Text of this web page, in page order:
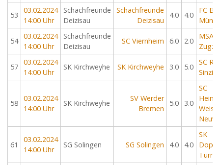
53
03.02.2024
14:00 Uhr
Schachfreunde
Deizisau
Schachfreunde
Deizisau
4.0 4.0
FC
54
03.02.2024
14:00 Uhr
Schachfreunde
Deizisau
SC Viernheim 6.0 2.0
MSA
57
03.02.2024
14:00 Uhr
SK Kirchweyhe SK Kirchweyhe 3.0 5.0
SC
Sinzig
58
03.02.2024
14:00 Uhr
SK Kirchweyhe
SV Werder
Bremen
5.0 3.0
SC
Weis-
61
03.02.2024
14:00 Uhr
SG Solingen SG Solingen 4.0 4.0
SK
Turm